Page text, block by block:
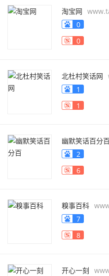
淘宝网
0
0
北杜村笑话网
1
1
幽默笑话百分
2
6
糗事百科
7
8
开心一刻